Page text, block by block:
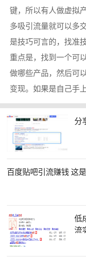
键，所以有人做虚拟
多吸引流量就可以多
是技巧可言的，找准
重点是，找到一个可
做哪些产品，然后可
变现。如果是自己手
分
百度贴吧引流赚钱 这
低
流